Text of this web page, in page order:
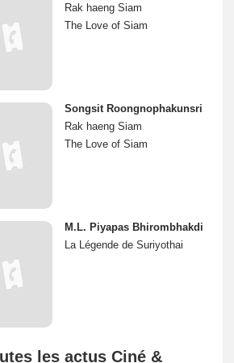
Rak haeng Siam
The Love of Siam
Songsit Roongnophakunsri
Rak haeng Siam
The Love of Siam
M.L. Piyapas Bhirombhakdi
La Légende de Suriyothai
les actus Ciné &